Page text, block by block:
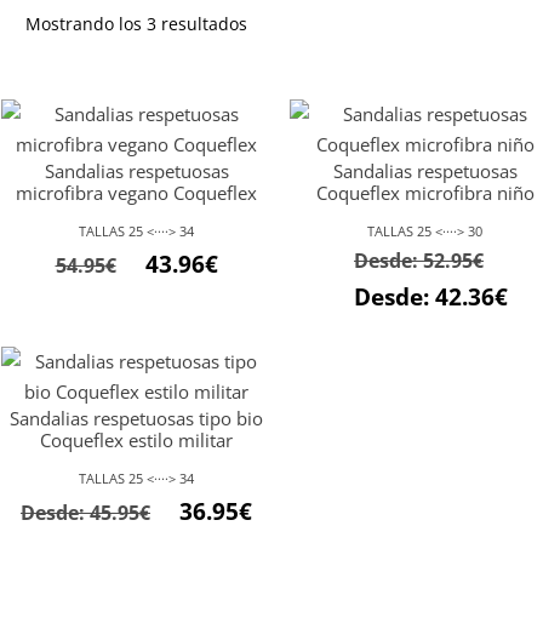
Mostrando los 3 resultados
Sandalias respetuosas
microfibra vegano Coqueflex
TALLAS 25 <····> 34
54.95€
El
era:
54.95€.
43.96€El
es:
43.96€.
Sandalias respetuosas
Coqueflex microfibra niño
TALLAS 25 <····> 30
Desde:52.95€
Desde:42.36€
Sandalias respetuosas tipo bio
Coqueflex estilo militar
TALLAS 25 <····> 34
Desde:45.95€ 36.95€